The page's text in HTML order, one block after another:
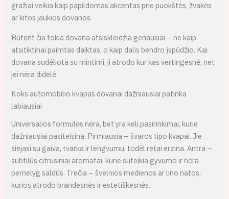
gražiai veikia kaip papildomas akcentas prie puokštės, žvakės
ar kitos jaukios dovanos.
Būtent čia tokia dovana atsiskleidžia geriausiai – ne kaip
atsitiktinai paimtas daiktas, o kaip dalis bendro įspūdžio. Kai
dovana sudėliota su mintimi, ji atrodo kur kas vertingesnė, net
jei nėra didelė.
Koks automobilio kvapas dovanai dažniausiai patinka
labiausiai
Universalios formulės nėra, bet yra keli pasirinkimai, kurie
dažniausiai pasiteisina. Pirmiausia – švaros tipo kvapai. Jie
siejasi su gaiva, tvarka ir lengvumu, todėl retai erzina. Antra –
subtilūs citrusiniai aromatai, kurie suteikia gyvumo ir nėra
pernelyg saldūs. Trečia – švelnios medienos ar lino natos,
kurios atrodo brandesnės ir estetiškesnės.